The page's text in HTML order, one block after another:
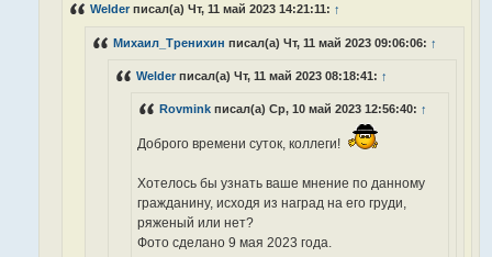
Welderписал(а) Чт, 11 май 2023 14:21:11: ↑
Михаил_Тренихин писал(а) Чт, 11 май 2023 09:06:06: ↑
Welder писал(а) Чт, 11 май 2023 08:18:41: ↑
Rovmink писал(а) Ср, 10 май 2023 12:56:40: ↑
Доброго времени суток, коллеги!
Хотелось бы узнать ваше мнение по данному
гражданину, исходя из наград на его груди,
ряженый или нет?
Фото сделано 9 мая 2023 года.